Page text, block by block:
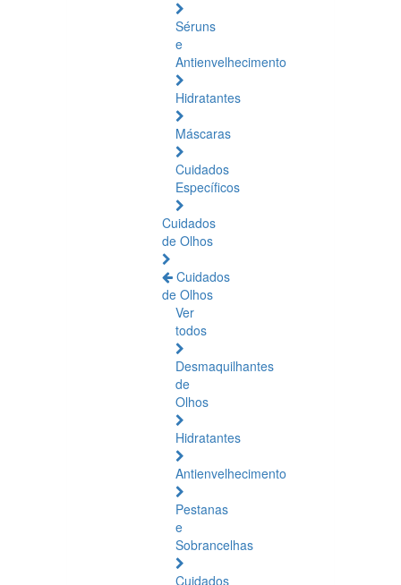
Séruns
e
Antienvelhecimento
Hidratantes
Máscaras
Cuidados
Específicos
Cuidados
de Olhos
Cuidados
de Olhos
Ver
todos
Desmaquilhantes
de
Olhos
Hidratantes
Antienvelhecimento
Pestanas
e
Sobrancelhas
Cuidados